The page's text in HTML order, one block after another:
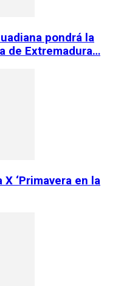
pondrá la
de Extremadura…
‘Primavera en la